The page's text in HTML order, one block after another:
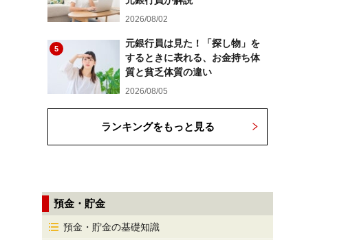
2026/08/02
5
元銀行員は見た！「探し物」を
するときに表れる、お金持ち体
質と貧乏体質の違い
2026/08/05
ランキングをもっと見る
預金・貯金
預金・貯金の基礎知識